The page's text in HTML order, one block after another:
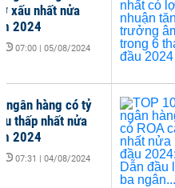
xấu nhất nửa
2024
07:00 | 05/08/2024
ngân hàng có tỷ
thấp nhất nửa
2024
07:31 | 04/08/2024